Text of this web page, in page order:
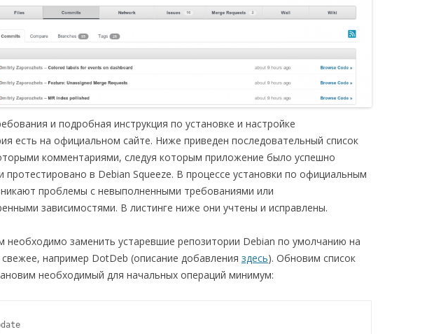
и подробная инструкция по установке и настройке
есть на официальном сайте. Ниже приведен последовательный список
комментариями, следуя которым приложение было успешно
протестировано в Debian Squeeze. В процессе установки по официальным
проблемы с невыполненными требованиями или
зависимостями. В листинге ниже они учтены и исправлены.
необходимо заменить устаревшие репозитории Debian по умолчанию на
например DotDeb (описание добавления здесь). Обновим список
необходимый для начальных операций минимум: